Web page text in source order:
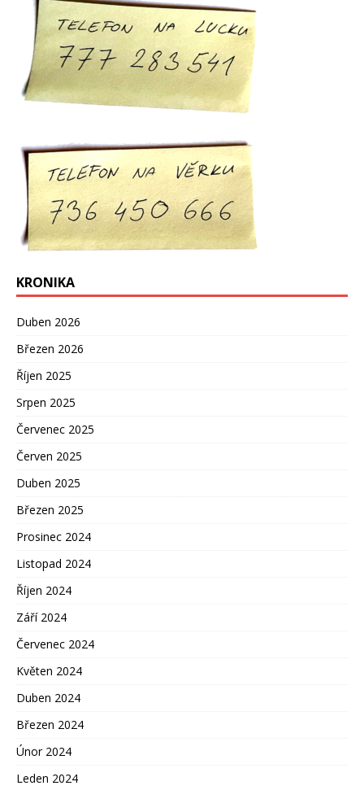
KRONIKA
Duben 2026
Březen 2026
Říjen 2025
Srpen 2025
Červenec 2025
Červen 2025
Duben 2025
Březen 2025
Prosinec 2024
Listopad 2024
Říjen 2024
Září 2024
Červenec 2024
Květen 2024
Duben 2024
Březen 2024
Únor 2024
Leden 2024